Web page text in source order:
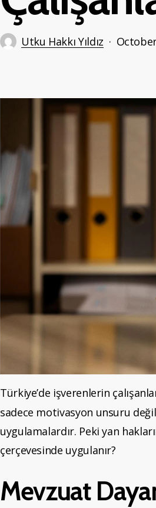
Utku Hakkı Yıldız
Türkiye’de işverenlerin
sadece motivasyon unsuru
uygulamalardır. Peki yan
çerçevesinde uygulanır?
Mevzuat